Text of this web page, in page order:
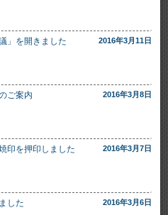
」を開きました 2016年3月11日
ご案内 2016年3月8日
印を押印しました 2016年3月7日
した 2016年3月6日